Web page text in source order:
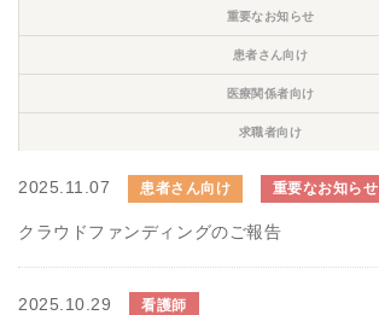
重要なお知らせ
患者さん向け
医療関係者向け
求職者向け
2025.11.07 患者さん向け 重要なお知らせ
クラウドファンディングのご報告
2025.10.29 看護師